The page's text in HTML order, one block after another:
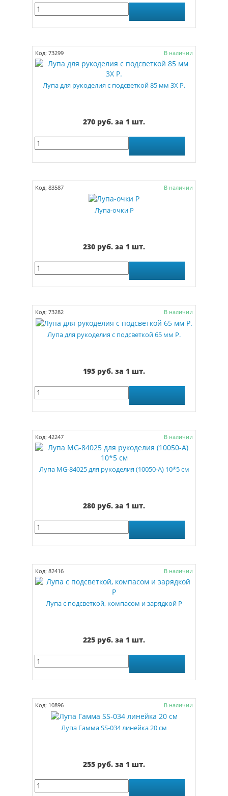
Код: 73299 В наличии
Лупа для рукоделия с подсветкой 85 мм 3X Р.
270 руб. за 1 шт.
Код: 83587 В наличии
Лупа-очки Р
230 руб. за 1 шт.
Код: 73282 В наличии
Лупа для рукоделия с подсветкой 65 мм Р.
195 руб. за 1 шт.
Код: 42247 В наличии
Лупа MG-84025 для рукоделия (10050-А) 10*5 см
280 руб. за 1 шт.
Код: 82416 В наличии
Лупа с подсветкой, компасом и зарядкой Р
225 руб. за 1 шт.
Код: 10896 В наличии
Лупа Гамма SS-034 линейка 20 см
255 руб. за 1 шт.